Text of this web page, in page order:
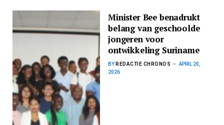
Minister Bee benadrukt
belang van geschoolde
jongeren voor
ontwikkeling Suriname
BY REDACTIE CHRONOS
APRIL 20,
2026